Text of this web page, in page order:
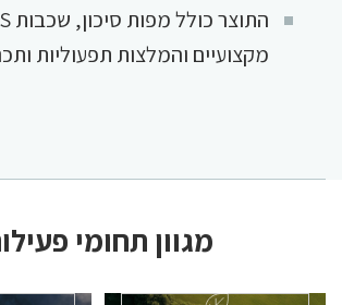
מקצועיים והמלצות תפעוליות
מגוון תחומי